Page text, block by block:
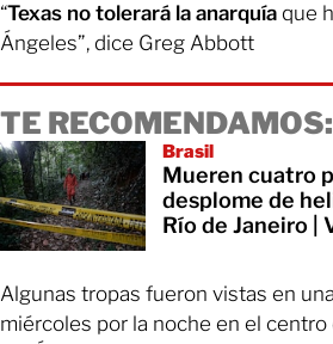
“Texas no tolerará la anarquía que
Ángeles”, dice Greg Abbott
TE RECOMENDAMOS:
Brasil
Mueren cuatro
desplome de
Río de Janeiro |
Algunas tropas fueron vistas en
miércoles por la noche en el centro